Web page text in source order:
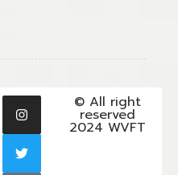
© All right
reserved
2024 WVFT